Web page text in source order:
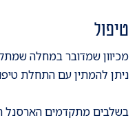
טיפול
מכיוון שמדובר במחלה
ניתן להמתין עם התחלת
בשלבים מתקדמים הארסנל